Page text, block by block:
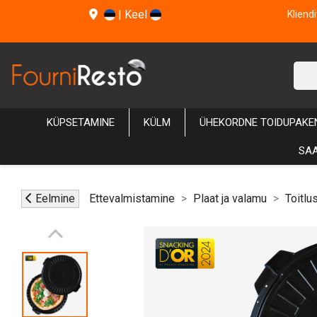
| Keel
KÜPSETAMINE KÜLM ÜHEKORDNE
Eelmine Ettevalmistamine Plaat ja valamu